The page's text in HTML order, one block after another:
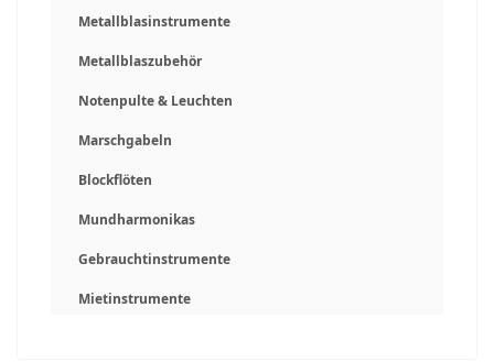
Metallblasinstrumente
Metallblaszubehör
Notenpulte & Leuchten
Marschgabeln
Blockflöten
Mundharmonikas
Gebrauchtinstrumente
Mietinstrumente